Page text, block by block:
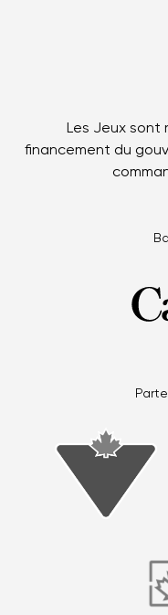
Les Jeux sont
financement du